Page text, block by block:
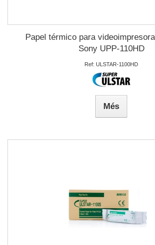
Papel térmico para
Sony UPP-110HD
Ref: ULSTAR-1100HD
Més